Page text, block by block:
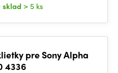
sklad > 5 ks
pre Sony Alpha
4336